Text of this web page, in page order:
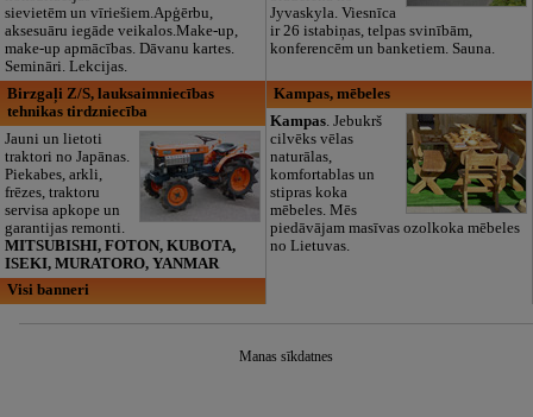
sievietēm un vīriešiem.Apģērbu,
aksesuāru iegāde veikalos.Make-up,
make-up apmācības. Dāvanu kartes.
Semināri. Lekcijas.
Jyvaskyla. Viesnīca
ir 26 istabiņas, telpas svinībām,
konferencēm un banketiem. Sauna.
Birzgaļi Z/S, lauksaimniecības
tehnikas tirdzniecība
Jauni un lietoti
traktori no Japānas.
Piekabes, arkli,
frēzes, traktoru
servisa apkope un
garantijas remonti.
MITSUBISHI, FOTON, KUBOTA,
ISEKI, MURATORO, YANMAR
Kampas, mēbeles
Kampas . Jebukrš
cilvēks vēlas
naturālas,
komfortablas un
stipras koka
mēbeles. Mēs
piedāvājam masīvas ozolkoka mēbeles
no Lietuvas.
Visi banneri
Manas sīkdatnes